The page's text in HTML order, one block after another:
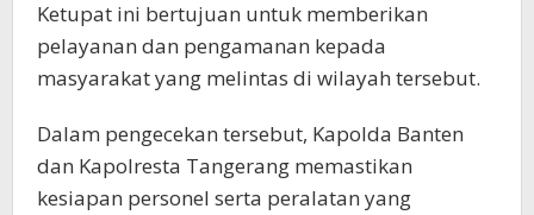
Ketupat ini bertujuan untuk memberikan
pelayanan dan pengamanan kepada
masyarakat yang melintas di wilayah tersebut.
Dalam pengecekan tersebut, Kapolda Banten
dan Kapolresta Tangerang memastikan
kesiapan personel serta peralatan yang